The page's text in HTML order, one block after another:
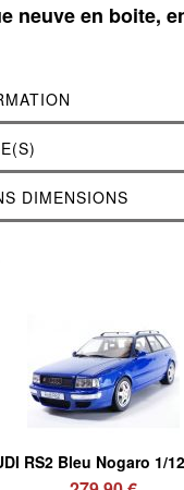
neuve en boite,
DIMENSIONS
RS2 Bleu Nogaro 1/